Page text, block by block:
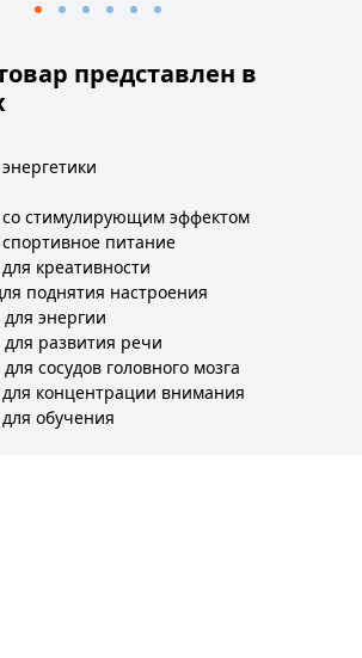
представлен в
стимулирующим эффектом
питание
креативности
поднятия настроения
энергии
развития речи
сосудов головного мозга
концентрации внимания
обучения